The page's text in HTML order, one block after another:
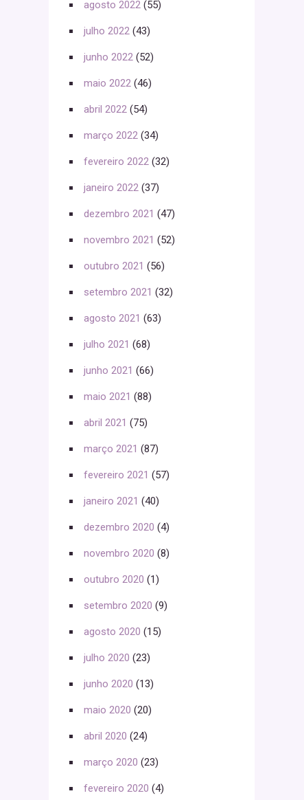
agosto 2022 (55)
julho 2022 (43)
junho 2022 (52)
maio 2022 (46)
abril 2022 (54)
março 2022 (34)
fevereiro 2022 (32)
janeiro 2022 (37)
dezembro 2021 (47)
novembro 2021 (52)
outubro 2021 (56)
setembro 2021 (32)
agosto 2021 (63)
julho 2021 (68)
junho 2021 (66)
maio 2021 (88)
abril 2021 (75)
março 2021 (87)
fevereiro 2021 (57)
janeiro 2021 (40)
dezembro 2020 (4)
novembro 2020 (8)
outubro 2020 (1)
setembro 2020 (9)
agosto 2020 (15)
julho 2020 (23)
junho 2020 (13)
maio 2020 (20)
abril 2020 (24)
março 2020 (23)
fevereiro 2020 (4)